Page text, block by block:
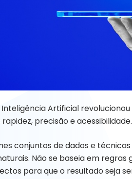
Artificial
precisão e acessibilidade.
conjuntos de dados e
Não se baseia em
para que o resultado seja